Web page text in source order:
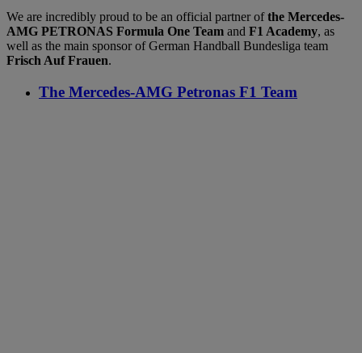
We are incredibly proud to be an official partner ofthe Mercedes-
AMG PETRONAS Formula One Team and F1 Academy, as
well as the main sponsor of German Handball Bundesliga team
Frisch Auf Frauen.
The Mercedes-AMG Petronas F1 Team